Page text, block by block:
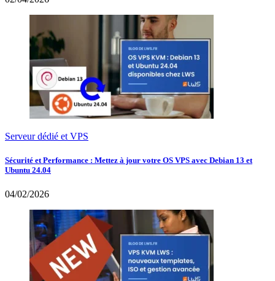
Serveur dédié et VPS
Sécurité et Performance : Mettez à jour votre OS VPS avec Debian 13 et
Ubuntu 24.04
04/02/2026